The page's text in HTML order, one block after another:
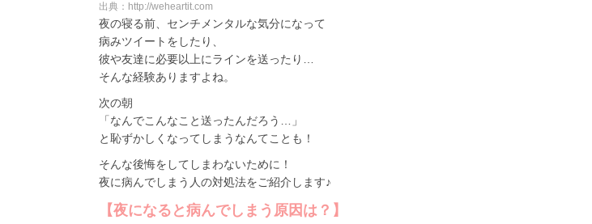
出典：http://weheartit.com
夜の寝る前、センチメンタルな気分になって
病みツイートをしたり、
彼や友達に必要以上にラインを送ったり…
そんな経験ありますよね。
次の朝
「なんでこんなこと送ったんだろう…」
と恥ずかしくなってしまうなんてことも！
そんな後悔をしてしまわないために！
夜に病んでしまう人の対処法をご紹介します♪
【夜になると病んでしまう原因は？】